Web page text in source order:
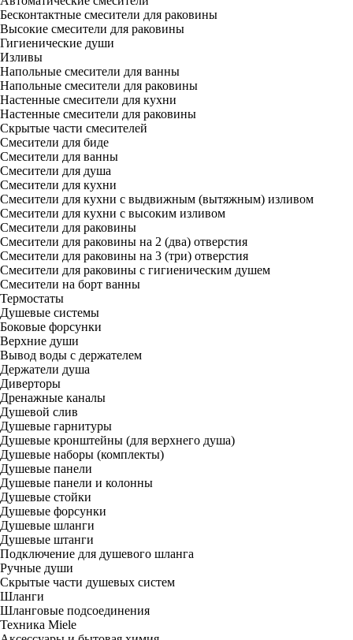
Бесконтактные смесители для раковины
Высокие смесители для раковины
Гигиенические души
Изливы
Напольные смесители для ванны
Напольные смесители для раковины
Настенные смесители для кухни
Настенные смесители для раковины
Скрытые части смесителей
Смесители для биде
Смесители для ванны
Смесители для душа
Смесители для кухни
Смесители для кухни с выдвижным (вытяжным) изливом
Смесители для кухни с высоким изливом
Смесители для раковины
Смесители для раковины на 2 (два) отверстия
Смесители для раковины на 3 (три) отверстия
Смесители для раковины с гигиеническим душем
Смесители на борт ванны
Термостаты
Душевые системы
Боковые форсунки
Верхние души
Вывод воды с держателем
Держатели душа
Диверторы
Дренажные каналы
Душевой слив
Душевые гарнитуры
Душевые кронштейны (для верхнего душа)
Душевые наборы (комплекты)
Душевые панели
Душевые панели и колонны
Душевые стойки
Душевые форсунки
Душевые шланги
Душевые штанги
Подключение для душевого шланга
Ручные души
Скрытые части душевых систем
Шланги
Шланговые подсоединения
Техника Miele